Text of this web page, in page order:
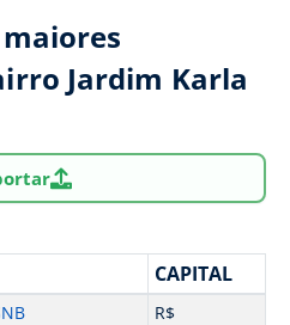
Jardim Karla
CAPITAL
R$